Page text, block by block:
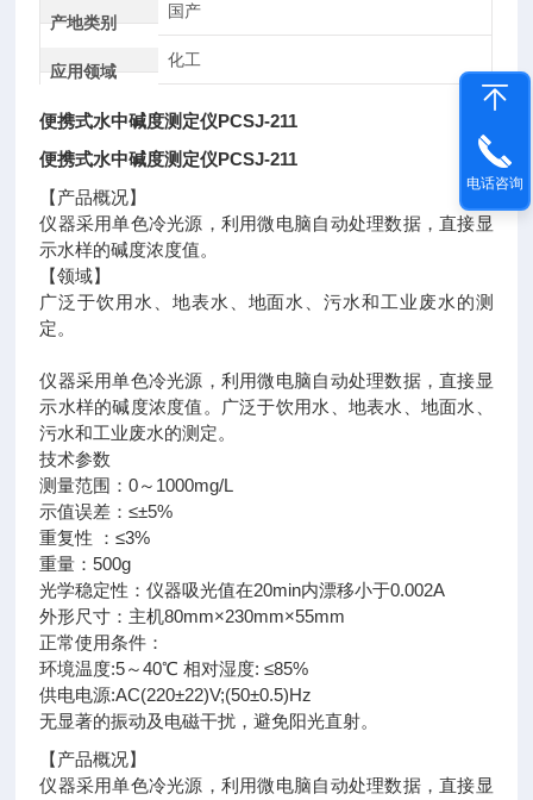
产地类别
国产
应用领域
化工
便携式水中碱度测定仪PCSJ-211
便携式水中碱度测定仪PCSJ-211
【产品概况】
仪器采用单色冷光源，利用微电脑自动处理数据，直接显
示水样的碱度浓度值。
【领域】
广泛于饮用水、地表水、地面水、污水和工业废水的测
定。
仪器采用单色冷光源，利用微电脑自动处理数据，直接显
示水样的碱度浓度值。广泛于饮用水、地表水、地面水、
污水和工业废水的测定。
技术参数
测量范围：0～1000mg/L
示值误差：≤±5%
重复性 ：≤3%
重量：500g
光学稳定性：仪器吸光值在20min内漂移小于0.002A
外形尺寸：主机80mm×230mm×55mm
正常使用条件：
环境温度:5～40℃ 相对湿度: ≤85%
供电电源:AC(220±22)V;(50±0.5)Hz
无显著的振动及电磁干扰，避免阳光直射。
【产品概况】
仪器采用单色冷光源，利用微电脑自动处理数据，直接显
电话咨询